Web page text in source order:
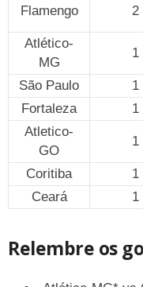
Flamengo 2
Atlético-
MG
1
São Paulo 1
Fortaleza
1
Atletico-
GO
1
Coritiba 1
Ceará
1
Relembre os